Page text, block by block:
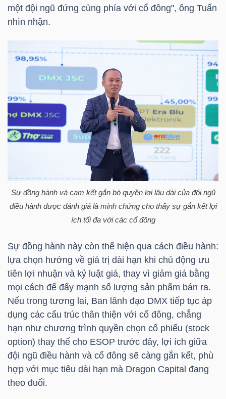
một đội ngũ đứng cùng phía với cổ đông", ông Tuấn
nhìn nhận.
Sự đồng hành và cam kết gắn bó quyền lợi lâu dài của đội ngũ
điều hành được đánh giá là minh chứng cho thấy sự gắn kết lợi
ích tối đa với các cổ đông
Sự đồng hành này còn thể hiện qua cách điều hành:
lựa chọn hướng về giá trị dài hạn khi chủ động ưu
tiên lợi nhuận và kỷ luật giá, thay vì giảm giá bằng
mọi cách để đẩy mạnh số lượng sản phẩm bán ra.
Nếu trong tương lai, Ban lãnh đạo DMX tiếp tục áp
dụng các cấu trúc thân thiện với cổ đông, chẳng
hạn như chương trình quyền chọn cổ phiếu (stock
option) thay thế cho ESOP trước đây, lợi ích giữa
đội ngũ điều hành và cổ đông sẽ càng gắn kết, phù
hợp với mục tiêu dài hạn mà Dragon Capital đang
theo đuổi.
BẤT
ĐỘNG
SẢN
Mã
chứng
khoán
Tất cả Cổ phiếu Chỉ số Chứng chỉ quỹ Chứng
Lãnh
Tất cả Người nội bộ Người liên quan Cổ đông lớn
Tin
tức
(-)
Bài
viết
của